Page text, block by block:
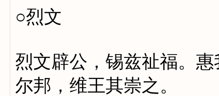
○烈文
烈文辟公，锡兹祉福。
尔邦，维王其崇之。